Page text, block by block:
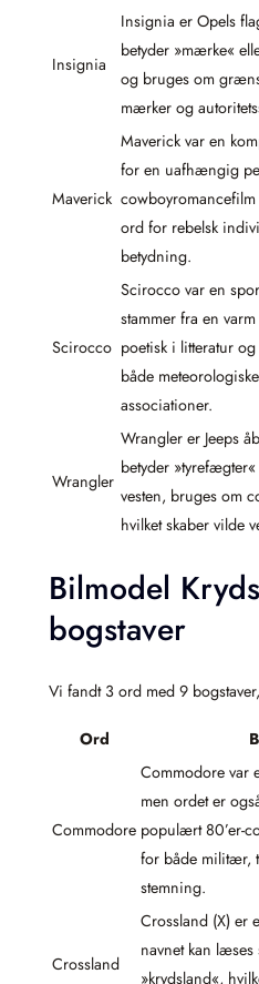
Insignia
Insignia er Opels
betyder »mærke«
og bruges om
mærker og
Maverick
Maverick var en
for en uafhængig
ord for rebelsk
betydning.
Scirocco
Scirocco var en
stammer fra en
poetisk i litteratur
både
associationer.
Wrangler
Wrangler er Jeeps
betyder
vesten, bruges om
hvilket skaber vilde
Bilmodel
bogstaver
Vi fandt 3 ord med 9
Ord
Commodore
Commodore var
men ordet er
populært 80’er-
for både militær,
stemning.
Crossland
Crossland (X) er
navnet kan
»krydsland«,